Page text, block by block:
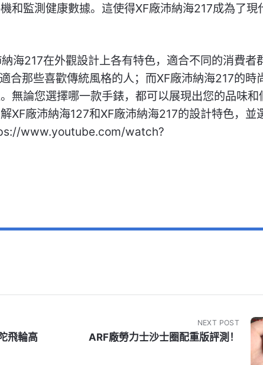
和監測健康數據。這使得XF廠沛納海217成為了現
海217在外觀設計上各有特色，適合不同的消費者
合那些喜歡傳統風格的人；而XF廠沛納海217的時
無論您選擇哪一款手錶，都可以展現出您的品味和
XF廠沛納海127和XF廠沛納海217的設計特色，並
www.youtube.com/watch?
飛輪高
NEXT POST
ARF廠勞力士沙士圈配重版評測！